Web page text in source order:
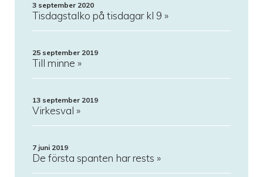
3 september 2020
Tisdagstalko på tisdagar kl 9
25 september 2019
Till minne
13 september 2019
Virkesval
7 juni 2019
De första spanten har rests